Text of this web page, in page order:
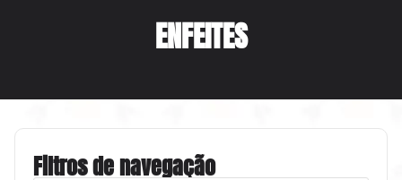
ENFEITES
Filtros de navegação